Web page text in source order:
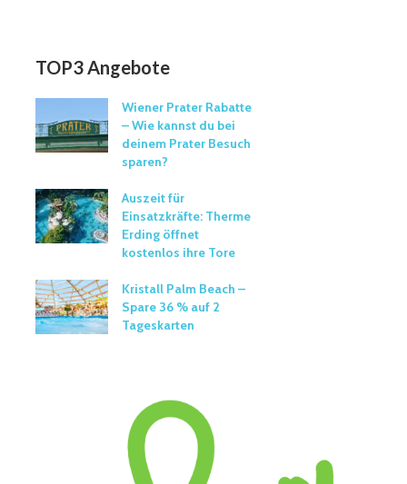
TOP3 Angebote
Wiener Prater Rabatte
– Wie kannst du bei
deinem Prater Besuch
sparen?
Auszeit für
Einsatzkräfte: Therme
Erding öffnet
kostenlos ihre Tore
Kristall Palm Beach –
Spare 36 % auf 2
Tageskarten